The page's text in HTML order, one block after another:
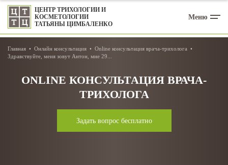
ЦЕНТР ТРИХОЛОГИИ И
КОСМЕТОЛОГИИ
ТАТЬЯНЫ ЦИМБАЛЕНКО
Меню
Главная Онлайн консультация
Online консультация врача-трихолога
Здравствуйте, меня зовут Антон, мне 29...
ONLINE КОНСУЛЬТАЦИЯ ВРАЧА-
ТРИХОЛОГА
Задать вопрос бесплатно